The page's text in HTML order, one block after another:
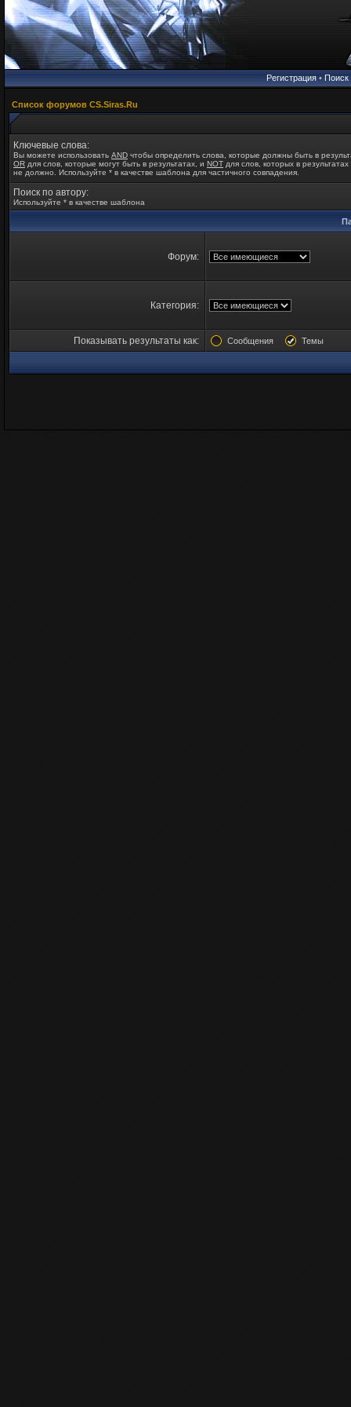
Регистрация• Поиск
Список форумов CS.Siras.Ru
Ключевые слова:
Вы можете использовать AND чтобы определить слова, которые должны быть в
OR для слов, которые могут быть в результатах, и NOT для слов, которых в
не должно. Используйте * в качестве шаблона для частичного совпадения.
Поиск по автору:
Используйте * в качестве шаблона
Форум:
Категория:
Показывать результаты как: Сообщения Темы